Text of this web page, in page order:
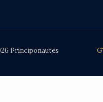
Principonautes